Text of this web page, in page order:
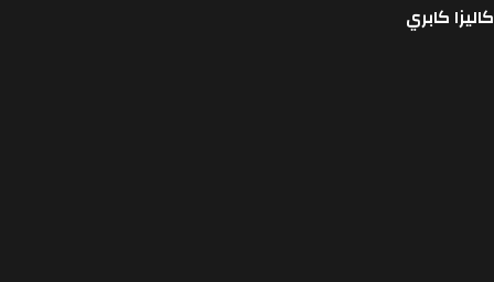
كاليزا كابري